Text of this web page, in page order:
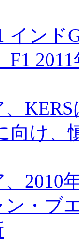
イン
F1
、
向け
、2010
ン・ブ